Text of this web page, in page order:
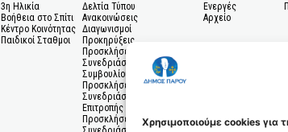
Χρησιμοποιούμε cookies για
3η Ηλικία
Βοήθεια στο Σπίτι
Κέντρο Κοινότητας
Παιδικοί Σταθμοι
Δελτία Τύπου
Ανακοινώσεις
Διαγωνισμοί
Προκηρύξεις
Προσκλήσεις σε
Συνεδριάσεις Δημοτικού
Συμβουλίου
Προσκλήσεις σε
Συνεδριάσεις Δημοτικής
Επιτροπής
Προσκλήσεις σε
Ενεργές
Αρχείο